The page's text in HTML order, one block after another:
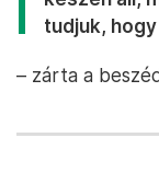
biztosítsák a
harcolnak, és
Az orosz